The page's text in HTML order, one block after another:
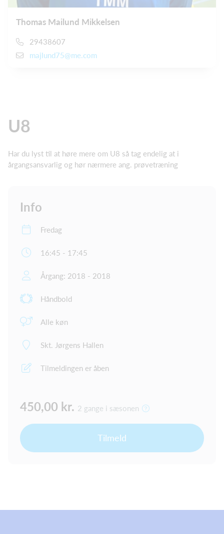
Thomas Mailund Mikkelsen
29438607
majlund75@me.com
U8
Har du lyst til at høre mere om U8 så tag endelig at i
årgangsansvarlig og hør nærmere ang. prøvetræning
Info
Fredag
16:45 - 17:45
Årgang: 2018 - 2018
Håndbold
Alle køn
Skt. Jørgens Hallen
Tilmeldingen er åben
450,00 kr. 2 gange i sæsonen
Tilmeld